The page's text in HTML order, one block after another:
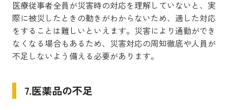
医療従事者全員が災害時の対応を理解していないと、実
際に被災したときの動きがわからないため、適した対応
をすることは難しいといえます。災害により通勤ができ
なくなる場合もあるため、災害対応の周知徹底や人員が
不足しないよう備える必要があります。
7.医薬品の不足